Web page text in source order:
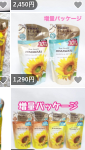
いいね！
2,450 円
いいね！
1,290円